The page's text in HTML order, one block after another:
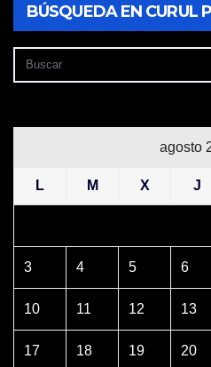
BÚSQUEDA EN CURUL
agosto
L M X J
3 4 5 6
10 11 12 13
17 18 19 20